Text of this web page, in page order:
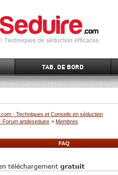
TAB. DE BORD
- Techniques et Conseils en séduction
Forum artdeseduire > Membres
FAQ